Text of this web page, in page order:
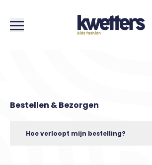
Bestellen & Bezorgen
Hoe verloopt mijn bestelling?